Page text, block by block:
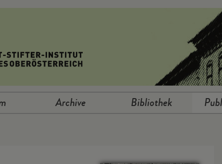
Archive Bibliothek